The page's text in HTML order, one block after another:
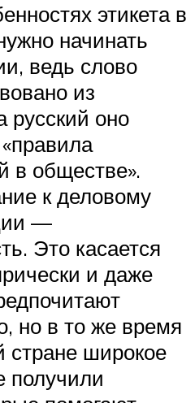
этикета в
начинать
ведь слово
из
русский оно
в обществе».
к деловому
—
Это касается
и даже
но в то же время
стране широкое
получили